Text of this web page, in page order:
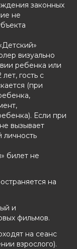
законных
не
визуально
ребенка или
гость с
(при
Если при
вызывает
билет не
на
и
фильмов.
на сеанс
взрослого).